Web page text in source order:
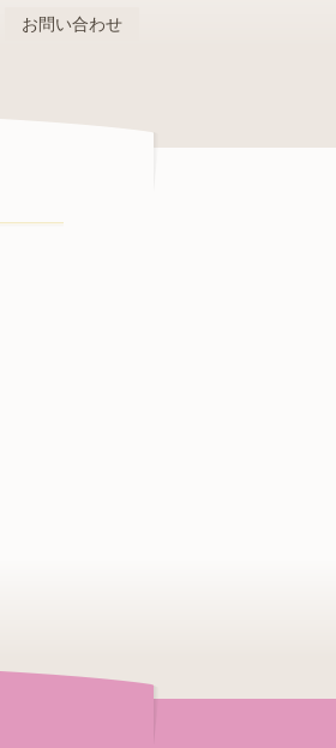
お問い合わせ